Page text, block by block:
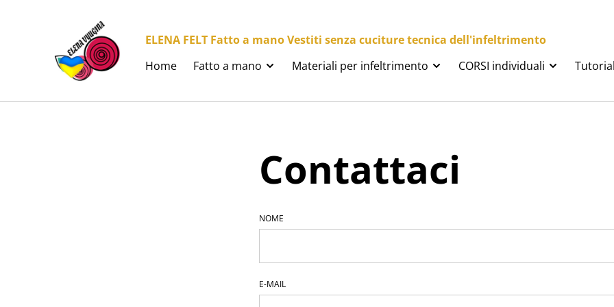
ELENA FELT Fatto a mano Vestiti senza cuciture tecnica dell'infeltrimento
Home
Fatto a mano Materiali per infeltrimento CORSI individuali
Contattaci
NOME
E-MAIL